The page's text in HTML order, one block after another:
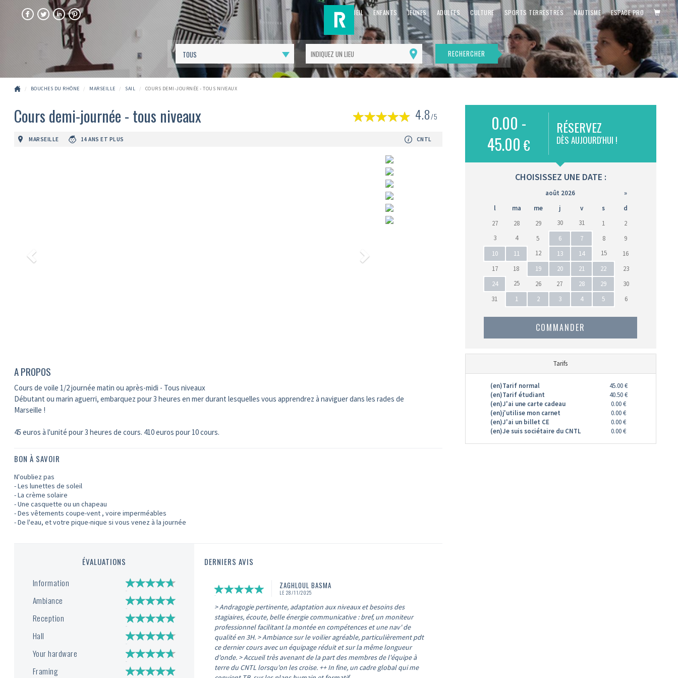
FACEBOOKTWITTERLINKEDINPINTEREST ACCUEIL ENFANTS JEUNES ADULTES CULTURE SPORTS TERRESTRES NAUTISME ESPACE PRO
Me
géolocaliser
RECHERCHER
BOUCHES DU RHÔNE MARSEILLE SAIL COURS DEMI-JOURNÉE - TOUS NIVEAUX
Cours demi-journée - tous niveaux 4.8/5
MARSEILLE 14 ANS ET PLUS CNTL
Suivant
A PROPOS
Cours de voile 1/2 journée matin ou après-midi - Tous niveaux
Débutant ou marin aguerri, embarquez pour 3 heures en mer durant lesquelles vous apprendrez à naviguer dans les rades de
Marseille !
45 euros à l'unité pour 3 heures de cours. 410 euros pour 10 cours.
BON À SAVOIR
N'oubliez pas
- Les lunettes de soleil
- La crème solaire
- Une casquette ou un chapeau
- Des vêtements coupe-vent , voire imperméables
- De l'eau, et votre pique-nique si vous venez à la journée
ÉVALUATIONS
Information
Ambiance
Reception
Hall
Your hardware
Framing
DERNIERS AVIS
ZAGHLOUL BASMA
LE 28/11/2025
> Andragogie pertinente, adaptation aux niveaux et besoins des
stagiaires, écoute, belle énergie communicative : bref, un moniteur
professionnel facilitant la montée en compétences et une nav' de
qualité en 3H. > Ambiance sur le voilier agréable, particulièrement pdt
ce dernier cours avec un équipage réduit et sur la même longueur
d'onde. > Accueil très avenant de la part des membres de l'équipe à
terre du CNTL lorsqu'on les croise. ++ In fine, un cadre global qui me
0.00 -
45.00 €
RÉSERVEZ
DÈS AUJOURD'HUI !
CHOISISSEZ UNE DATE :
août 2026
»
l
ma me j v s
d
27
28 29 30 31 1
2
3
4 5 6 7 8
9
10
11 12 13 14 15
16
17
18 19 20 21 22
23
24
25 26 27 28 29
30
31
1 2 3 4 5 6
COMMANDER
Tarifs
(en)Tarif normal
45.00 €
(en)Tarif étudiant
40.50 €
(en)J'ai une carte cadeau
0.00 €
(en)j'utilise mon carnet
0.00 €
(en)J'ai un billet CE
0.00 €
(en)Je suis sociétaire du CNTL
0.00 €